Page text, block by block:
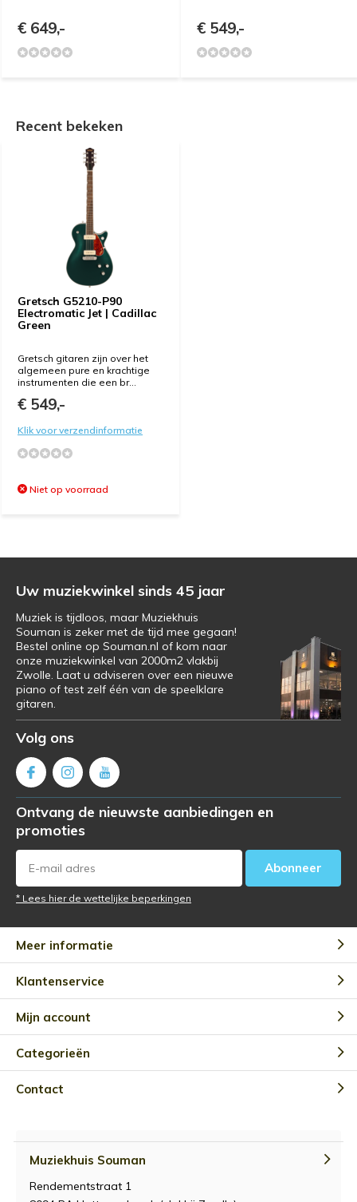
€ 649,- € 549,-
Recent bekeken
Gretsch G5210-P90
Electromatic Jet | Cadillac
Green
Gretsch gitaren zijn over het
algemeen pure en krachtige
instrumenten die een br...
€ 549,-
Klik voor verzendinformatie
Niet op voorraad
Uw muziekwinkel sinds 45 jaar
Muziek is tijdloos, maar Muziekhuis
Souman is zeker met de tijd mee gegaan!
Bestel online op Souman.nl of kom naar
onze muziekwinkel van 2000m2 vlakbij
Zwolle. Laat u adviseren over een nieuwe
piano of test zelf één van de speelklare
gitaren.
Volg ons
Ontvang de nieuwste aanbiedingen en
promoties
Abonneer
* Lees hier de wettelijke beperkingen
Meer informatie
Klantenservice
Mijn account
Categorieën
Contact
Muziekhuis Souman
Rendementstraat 1